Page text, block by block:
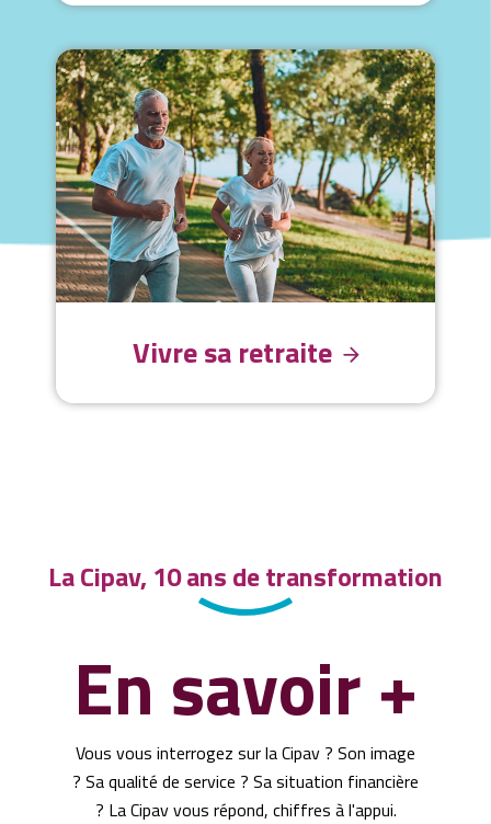
Vivre sa retraite
La Cipav, 10 ans de transformation
En savoir +
Vous vous interrogez sur la Cipav ? Son image
? Sa qualité de service ? Sa situation financière
? La Cipav vous répond, chiffres à l'appui.